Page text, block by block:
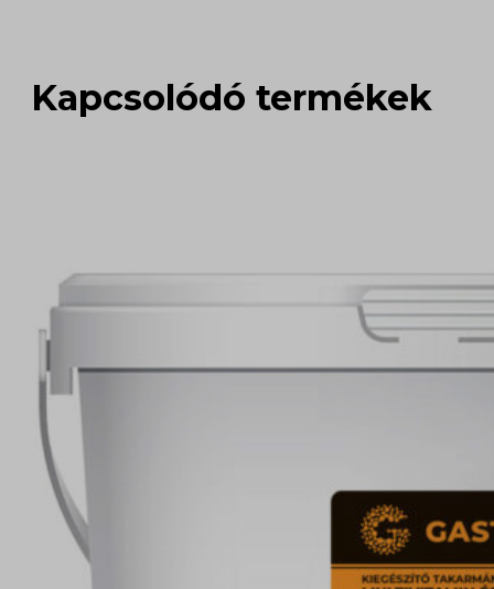
Kapcsolódó termékek